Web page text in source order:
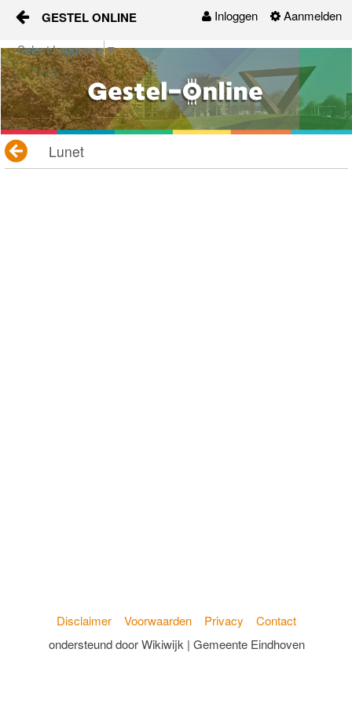
Naar content
Inloggen Aanmelden
GESTEL ONLINE
Gestel-Online
Organisaties
Activiteiten
Lunet
Disclaimer Voorwaarden Privacy
Contact
ondersteund door Wikiwijk | Gemeente Eindhoven
Select Language▼